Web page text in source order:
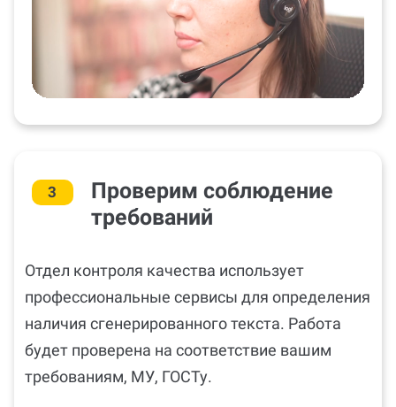
3
Проверим соблюдение
требований
Отдел контроля качества использует
профессиональные сервисы для определения
наличия сгенерированного текста. Работа
будет проверена на соответствие вашим
требованиям, МУ, ГОСТу.